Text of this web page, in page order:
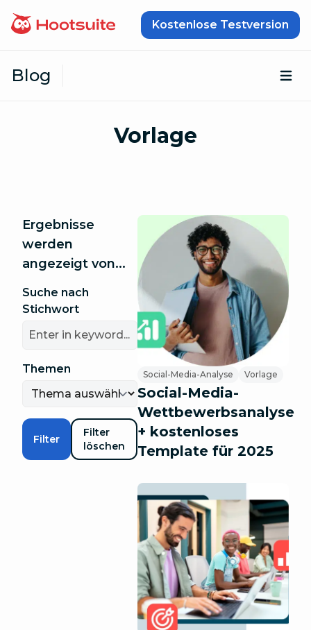
Kostenlose Testversion
Blog
Vorlage
Ergebnisse
werden
angezeigt von...
Suche nach
Stichwort
Themen
Filter
Filter
löschen
Social-Media-Analyse Vorlage
Social-Media-
Wettbewerbsanalyse
+ kostenloses
Template für 2025